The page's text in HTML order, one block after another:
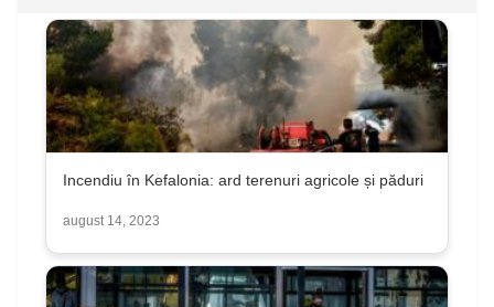
Incendiu în Kefalonia: ard terenuri agricole și păduri
august 14, 2023